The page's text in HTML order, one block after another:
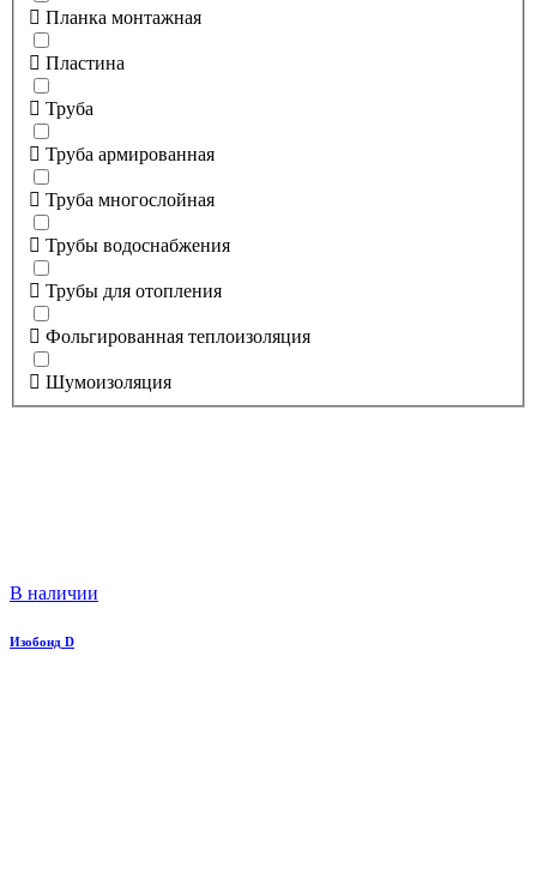
Планка монтажная
Пластина
Труба
Труба армированная
Труба многослойная
Трубы водоснабжения
Трубы для отопления
Фольгированная теплоизоляция
Шумоизоляция
В наличии
Изобонд D